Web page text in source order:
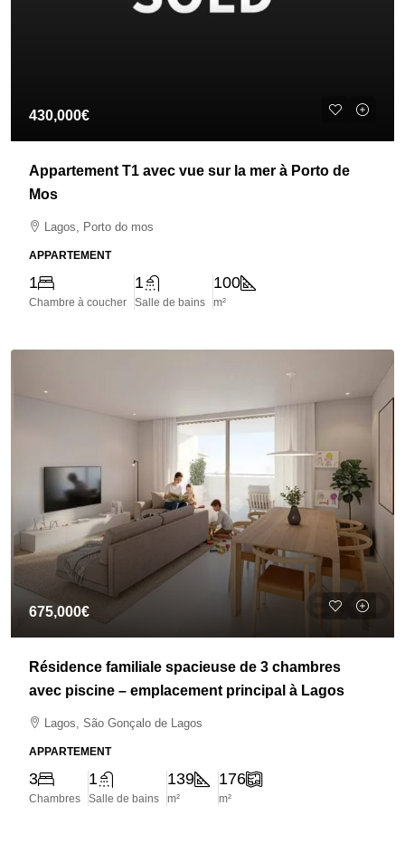
430,000€
Appartement T1 avec vue sur la mer à Porto de
Mos
Lagos, Porto do mos
APPARTEMENT
1
Chambre à coucher
1
Salle de bains
100
m²
675,000€
Résidence familiale spacieuse de 3 chambres
avec piscine – emplacement principal à Lagos
Lagos, São Gonçalo de Lagos
APPARTEMENT
3
Chambres
1
Salle de bains
139
m²
176
m²